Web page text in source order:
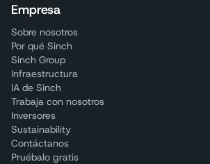
Empresa
Sobre nosotros
Por qué Sinch
Sinch Group
Infraestructura
IA de Sinch
Trabaja con nosotros
Inversores
Sustainability
Contáctanos
Pruébalo gratis